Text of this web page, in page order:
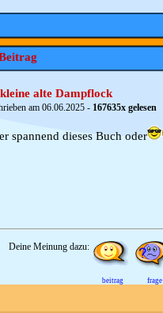
alte Dampflock
am 06.06.2025 - 167635x gelesen
spannend dieses Buch oder
Deine Meinung dazu:
beitrag frage